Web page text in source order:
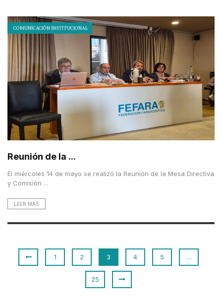
COMUNICACIÓN INSTITUCIONAL
Reunión de la ...
El miércoles 14 de mayo se realizó la Reunión de la Mesa Directiva
y Comisión ...
LEER MAS
1 2 3 4 5 …
25